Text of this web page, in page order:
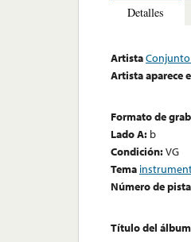
Detalles
ArtistaConjunto
Artista aparece
Formato de
Lado A: b
Condición:VG
Tema
Número de pista
Título del álbum